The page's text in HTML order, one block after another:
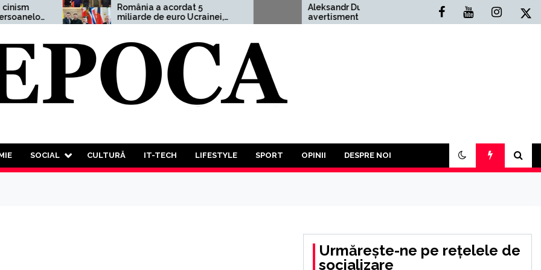
România a acordat 5
miliarde de euro Ucrainei,
adică 1,5% din PIB
Aleksandr Dughin,
avertisment cutremurător:
”Un Al Treilea Război
va trebui să participăm la o
luptă a tuturor împotriva
tuturor”
Situația Politică
România: O Analiză
Comprehensivă
SOCIAL CULTURĂ IT-TECH LIFESTYLE SPORT OPINII DESPRE NOI
Urmărește-ne pe rețelele de
socializare